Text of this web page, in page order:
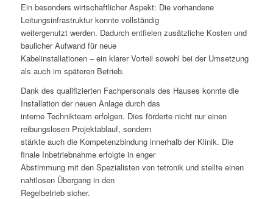
Ein besonders wirtschaftlicher Aspekt: Die vorhandene
Leitungsinfrastruktur konnte vollständig
weitergenutzt werden. Dadurch entfielen zusätzliche Kosten und
baulicher Aufwand für neue
Kabelinstallationen – ein klarer Vorteil sowohl bei der Umsetzung
als auch im späteren Betrieb.
Dank des qualifizierten Fachpersonals des Hauses konnte die
Installation der neuen Anlage durch das
interne Technikteam erfolgen. Dies förderte nicht nur einen
reibungslosen Projektablauf, sondern
stärkte auch die Kompetenzbindung innerhalb der Klinik. Die
finale Inbetriebnahme erfolgte in enger
Abstimmung mit den Spezialisten von tetronik und stellte einen
nahtlosen Übergang in den
Regelbetrieb sicher.